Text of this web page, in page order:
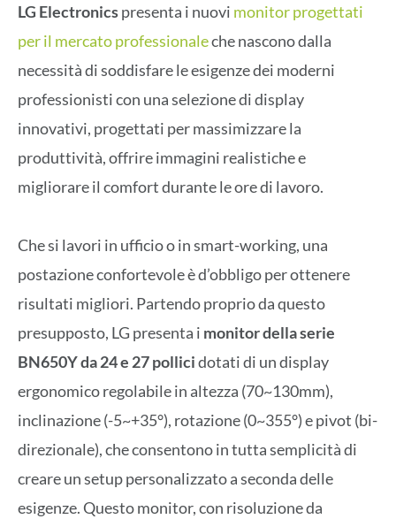
LG Electronicspresenta i nuovi monitor progettati
per il mercato professionaleche nascono dalla
necessità di soddisfare le esigenze dei moderni
professionisti con una selezione di display
innovativi, progettati per massimizzare la
produttività, offrire immagini realistiche e
migliorare il comfort durante le ore di lavoro.
Che si lavori in ufficio o in smart-working, una
postazione confortevole è d’obbligo per ottenere
risultati migliori. Partendo proprio da questo
presupposto, LG presenta i monitor della serie
BN650Y da 24 e 27 pollicidotati di un display
ergonomico regolabile in altezza (70~130mm),
inclinazione (-5~+35°), rotazione (0~355°) e pivot (bi-
direzionale), che consentono in tutta semplicità di
creare un setup personalizzato a seconda delle
esigenze. Questo monitor, con risoluzione da